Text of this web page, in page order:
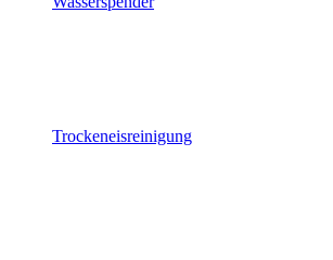
Trockeneisreinigung